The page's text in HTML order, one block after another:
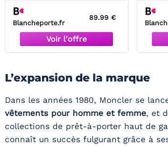
Blancheporte.fr
89.99 €
L’expansion de la marque
Dans les années 1980, Moncler se
vêtements pour homme et femme, et
collections de prêt-à-porter haut de
connaît un succès fulgurant grâce à